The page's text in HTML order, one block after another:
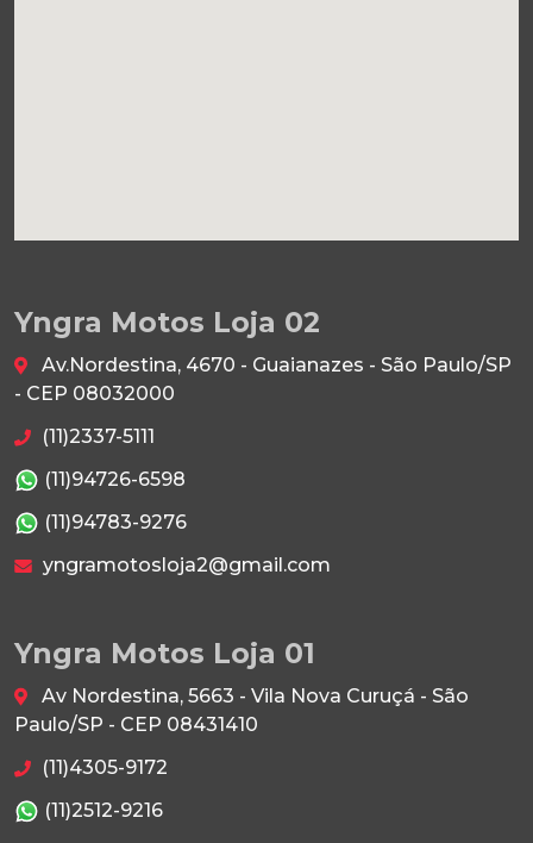
Yngra Motos Loja 02
Av.Nordestina, 4670 - Guaianazes - São Paulo/SP
- CEP 08032000
(11)2337-5111
(11)94726-6598
(11)94783-9276
yngramotosloja2@gmail.com
Yngra Motos Loja 01
Av Nordestina, 5663 - Vila Nova Curuçá - São
Paulo/SP - CEP 08431410
(11)4305-9172
(11)2512-9216